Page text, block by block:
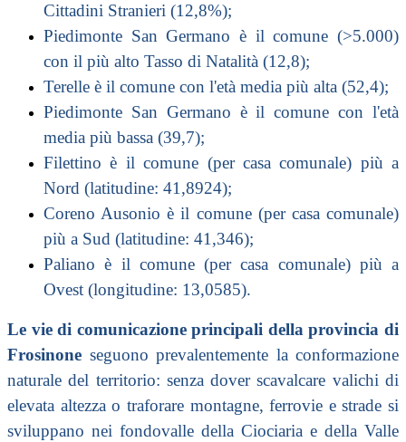
Cittadini Stranieri (12,8%);
Piedimonte San Germano è il comune (>5.000)
con il più alto Tasso di Natalità (12,8);
Terelle è il comune con l'età media più alta (52,4);
Piedimonte San Germano è il comune con l'età
media più bassa (39,7);
Filettino è il comune (per casa comunale) più a
Nord (latitudine: 41,8924);
Coreno Ausonio è il comune (per casa comunale)
più a Sud (latitudine: 41,346);
Paliano è il comune (per casa comunale) più a
Ovest (longitudine: 13,0585).
Le vie di comunicazione principali della provincia di
Frosinone seguono prevalentemente la conformazione
naturale del territorio: senza dover scavalcare valichi di
elevata altezza o traforare montagne, ferrovie e strade si
sviluppano nei fondovalle della Ciociaria e della Valle